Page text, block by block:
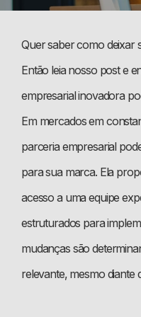
Quer saber como deixar
Então leia nosso post e
empresarial inovadora
Em mercados em
parceria empresarial
para sua marca. Ela
acesso a uma equipe
estruturados para
mudanças são
relevante, mesmo